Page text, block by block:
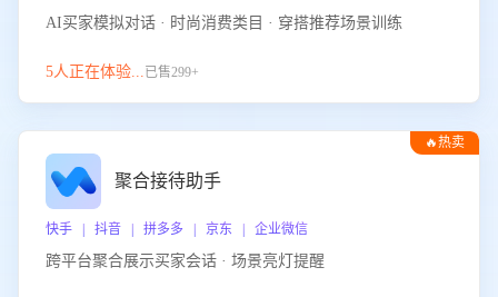
AI买家模拟对话 · 时尚消费类目 · 穿搭推荐场景训练
5人正在体验...已售299+
🔥热卖
聚合接待助手
快手 | 抖音 | 拼多多 | 京东 | 企业微信
跨平台聚合展示买家会话 · 场景亮灯提醒